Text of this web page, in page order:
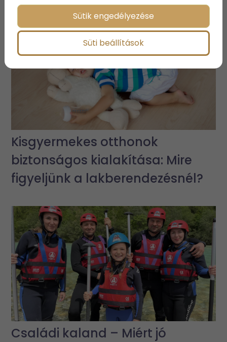
Kisgyermekes otthonok
biztonságos kialakítása: Mire
figyeljünk a lakberendezésnél?
Családi kaland – Miért jó
Sütik engedélyezése
Süti beállítások